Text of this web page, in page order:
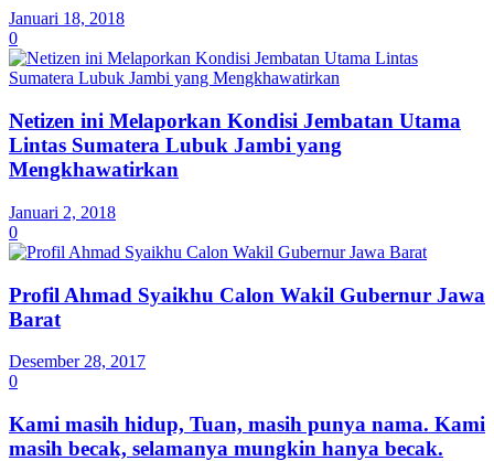
Januari 18, 2018
0
Netizen ini Melaporkan Kondisi Jembatan Utama
Lintas Sumatera Lubuk Jambi yang
Mengkhawatirkan
Januari 2, 2018
0
Profil Ahmad Syaikhu Calon Wakil Gubernur Jawa
Barat
Desember 28, 2017
0
Kami masih hidup, Tuan, masih punya nama. Kami
masih becak, selamanya mungkin hanya becak.